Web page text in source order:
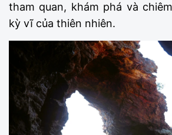
tham quan, khám phá và
kỳ vĩ của thiên nhiên.